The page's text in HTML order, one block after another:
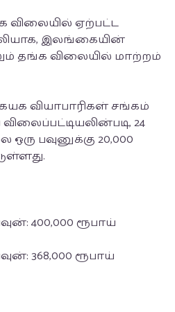
விலையில் ஏற்பட்ட
இலங்கையின்
தங்க விலையில் மாற்றம்
வியாபாரிகள் சங்கம்
24
பவுனுக்கு 20,000
400,000 ரூபாய்
368,000 ரூபாய்